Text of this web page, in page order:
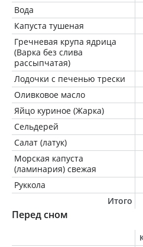
Вода
Капуста тушеная
Гречневая крупа ядрица
(Варка без слива
рассыпчатая)
Лодочки с печенью трески
Оливковое масло
Яйцо куриное (Жарка)
Сельдерей
Салат (латук)
Морская капуста
(ламинария) свежая
Руккола
Итого
Перед сном